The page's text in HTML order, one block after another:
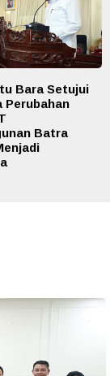
Bara Setujui
Perubahan
Batra